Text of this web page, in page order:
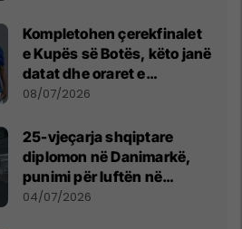
Kompletohen çerekfinalet
e Kupës së Botës, këto janë
datat dhe oraret e
ndeshjeve
08/07/2026
25-vjeçarja shqiptare
diplomon në Danimarkë,
punimi për luftën në
Kosovë vlerësohet me
04/07/2026